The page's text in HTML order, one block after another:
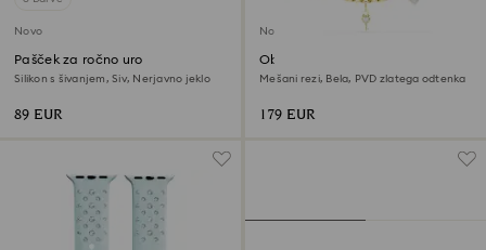
Novo
Pašček za ročno uro
Silikon s šivanjem, Siv, Nerjavno jeklo
89 EUR
Novo
Obesek za torbico
Mešani rezi, Bela, PVD zlatega odtenka
179 EUR